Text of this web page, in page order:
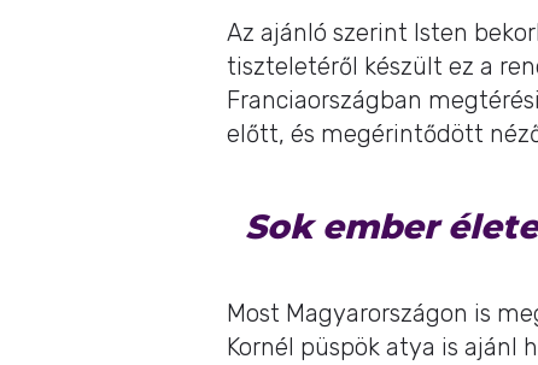
Az ajánló szerint Isten
tiszteletéről készült ez a
Franciaországban
előtt, és megérintődött
Sok ember
Most Magyarországon is
Kornél püspök atya is ajánl